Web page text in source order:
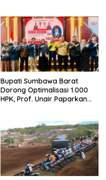
Bupati Sumbawa Barat
Dorong Optimalisasi 1.000
HPK, Prof. Unair Paparkan